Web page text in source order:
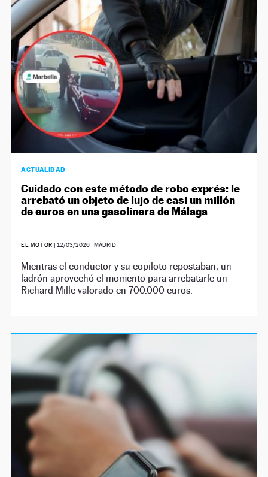
NEWSLETTER
SÍGUENOS
ACTUALIDAD
Cuidado con este método de robo exprés: le
arrebató un objeto de lujo de casi un millón
de euros en una gasolinera de Málaga
EL MOTOR | 12/03/2026| MADRID
Mientras el conductor y su copiloto repostaban, un
ladrón aprovechó el momento para arrebatarle un
Richard Mille valorado en 700.000 euros.